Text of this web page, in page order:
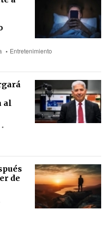
Entretenimiento
al
de